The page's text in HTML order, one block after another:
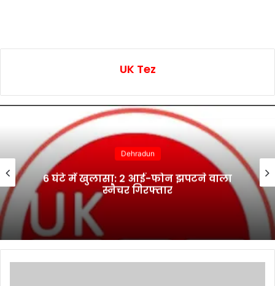
UK Tez
Dehradun
6 घंटे में खुलासा: 2 आई-फोन झपटने वाला
स्नैचर गिरफ्तार